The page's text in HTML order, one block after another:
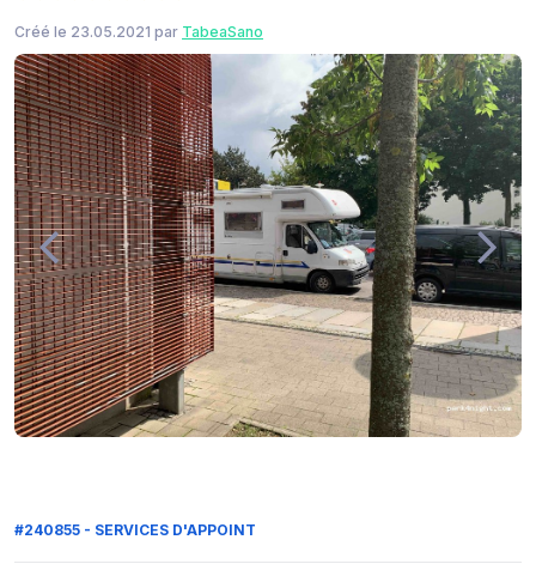
Créé le 23.05.2021 par TabeaSano
#240855 - SERVICES D'APPOINT